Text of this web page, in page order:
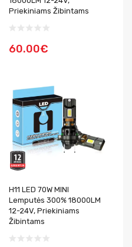
Priekiniams Žibintams
60.00€
H11 LED 70W MINI
Lemputės 300% 18000LM
12-24V, Priekiniams
Žibintams